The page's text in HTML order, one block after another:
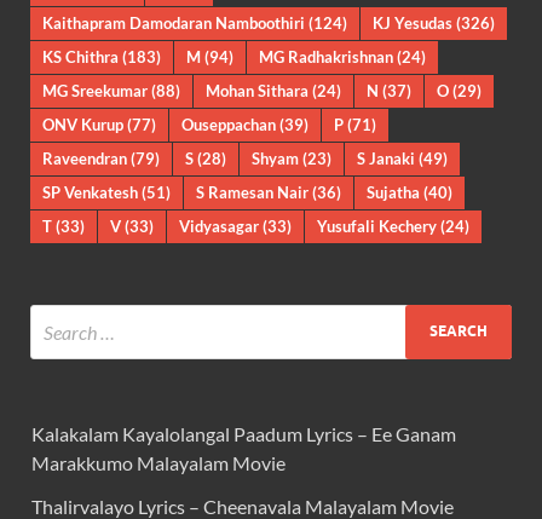
Kaithapram Damodaran Namboothiri (124) KJ Yesudas(326)
KS Chithra (183) M(94) MG Radhakrishnan(24)
MG Sreekumar(88) Mohan Sithara (24) N (37) O(29)
ONV Kurup(77) Ouseppachan(39) P(71)
Raveendran(79) S(28) Shyam(23) S Janaki (49)
SP Venkatesh(51) S Ramesan Nair(36) Sujatha (40)
T(33) V(33) Vidyasagar(33) Yusufali Kechery(24)
Kalakalam Kayalolangal Paadum Lyrics – Ee Ganam
Marakkumo Malayalam Movie
Thalirvalayo Lyrics – Cheenavala Malayalam Movie